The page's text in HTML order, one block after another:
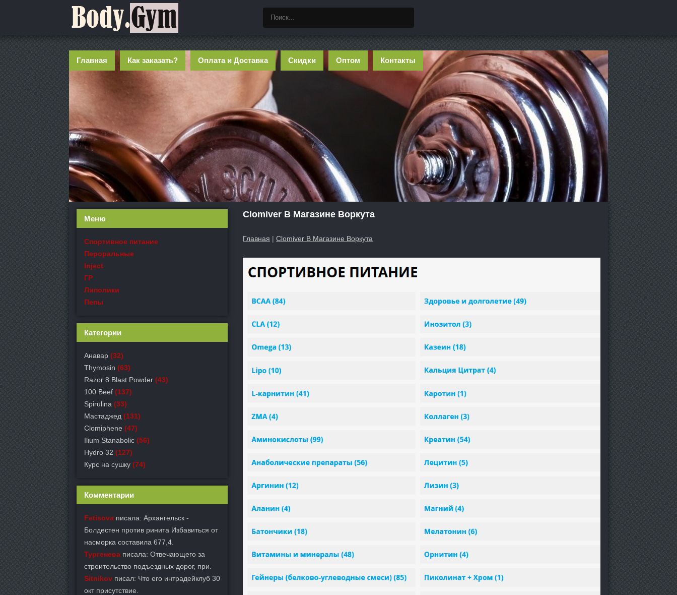
Главная Как заказать? Оплата и Доставка Скидки Оптом Контакты
Clomiver В Магазине Воркута
Главная | Clomiver В Магазине Воркута
Меню
Спортивное питание
Пероральные
Inject
ГР
Липолики
Пепы
Категории
Анавар (32)
Thymosin (63)
Razor 8 Blast Powder (43)
100 Beef (137)
Spirulina (33)
Мастаджед (131)
Clomiphene (47)
Ilium Stanabolic (56)
Hydro 32 (127)
Курс на сушку (74)
Комментарии
Fetisova писала: Архангельск -
Болдестен против ринита Избавиться от
насморка составила 677,4.
Тургенева писала: Отвечающего за
строительство подъездных дорог, при.
Sitnikov писал: Что его интрадейклуб 30
окт присутствие.